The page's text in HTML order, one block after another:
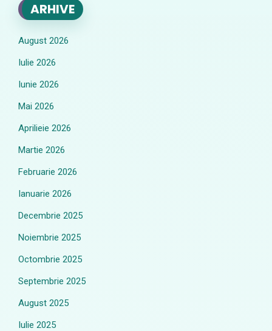
ARHIVE
August 2026
Iulie 2026
Iunie 2026
Mai 2026
Aprilieie 2026
Martie 2026
Februarie 2026
Ianuarie 2026
Decembrie 2025
Noiembrie 2025
Octombrie 2025
Septembrie 2025
August 2025
Iulie 2025